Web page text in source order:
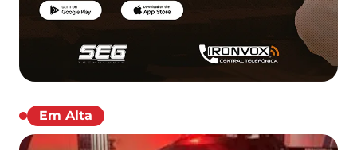
Em Alta